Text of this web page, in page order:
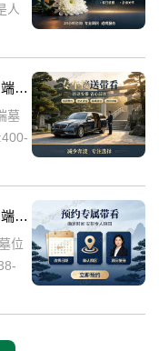
人
清东陵万佛园皇家园林墓碑分层定价 中端墓位限时大额让利详解
墓
名
清东陵万佛园皇家景观墓碑分层底价 中端墓位限时直降上万
位
皇